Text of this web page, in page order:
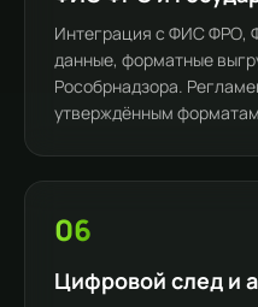
Интеграция с ФИС ФРО,
данные, форматные
Рособрнадзора.
утверждённым
06
Цифровой след и